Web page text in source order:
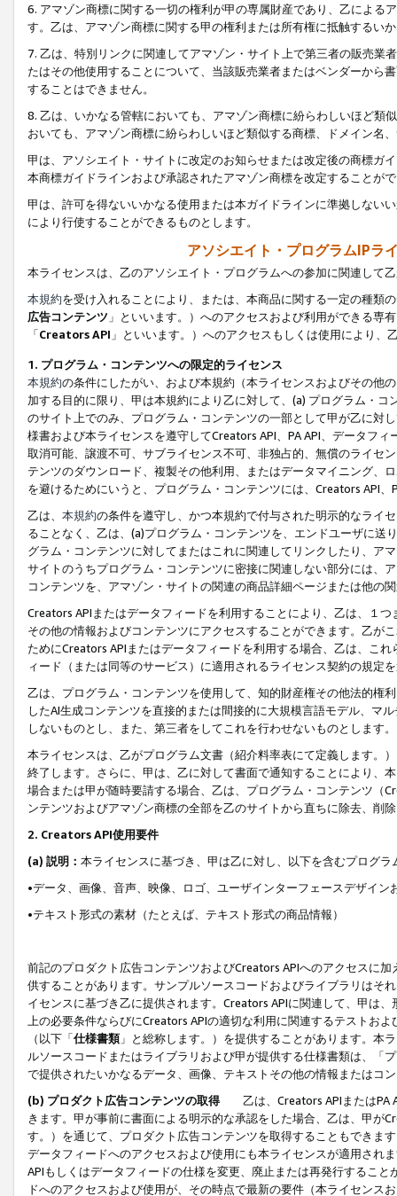
6. アマゾン商標に関する一切の権利が甲の専属財産であり、乙による
す。乙は、アマゾン商標に関する甲の権利または所有権に抵触するい
7. 乙は、特別リンクに関連してアマゾン・サイト上で第三者の販売
たはその他使用することについて、当該販売業者またはベンダーから
することはできません。
8. 乙は、いかなる管轄においても、アマゾン商標に紛らわしいほど類
おいても、アマゾン商標に紛らわしいほど類似する商標、ドメイン名
甲は、アソシエイト・サイトに改定のお知らせまたは改定後の商標ガ
本商標ガイドラインおよび承認されたアマゾン商標を改定することが
甲は、許可を得ないいかなる使用または本ガイドラインに準拠しない
により行使することができるものとします。
アソシエイト・プログラムIPラ
本ライセンスは、乙のアソシエイト・プログラムへの参加に関連して
本規約を受け入れることにより、または、本商品に関する一定の種類
広告コンテンツ 」といいます。）へのアクセスおよび利用ができる専
「Creators API 」といいます。）へのアクセスもしくは使用により
1. プログラム・コンテンツへの限定的ライセンス
本規約の条件にしたがい、および本規約（本ライセンスおよびその他
加する目的に限り、甲は本規約により乙に対して、(a) プログラム・
のサイト上でのみ、プログラム・コンテンツの一部として甲が乙に対
様書および本ライセンスを遵守してCreators API、PA API、データフ
取消可能、譲渡不可、サブライセンス不可、非独占的、無償のライセ
テンツのダウンロード、複製その他利用、またはデータマイニング、
を避けるためにいうと、プログラム・コンテンツには、Creators API
乙は、 本規約の条件を遵守し、かつ本規約で付与された明示的なライ
ることなく、乙は、(a)プログラム・コンテンツを、エンドユーザに
グラム・コンテンツに対してまたはこれに関連してリンクしたり、ア
サイトのうちプログラム・コンテンツに密接に関連しない部分には、
コンテンツを、アマゾン・サイトの関連の商品詳細ページまたは他の
Creators APIまたはデータフィードを利用することにより、乙は、１
その他の情報およびコンテンツにアクセスすることができます。乙が
ためにCreators APIまたはデータフィードを利用する場合、乙は、こ
ィード（または同等のサービス）に適用されるライセンス契約の規定
乙は、プログラム・コンテンツを使用して、知的財産権その他法的権
したAI生成コンテンツを直接的または間接的に大規模言語モデル、マ
しないものとし、また、第三者をしてこれを行わせないものとします。
本ライセンスは、乙がプログラム文書（紹介料率表にて定義します。
終了します。さらに、甲は、乙に対して書面で通知することにより、
場合または甲が随時要請する場合、乙は、プログラム・コンテンツ（
ンテンツおよびアマゾン商標の全部を乙のサイトから直ちに除去、削
2. Creators API使用要件
(a) 説明： 本ライセンスに基づき、甲は乙に対し、以下を含むプログ
•データ、画像、音声、映像、ロゴ、ユーザインターフェースデザイ
•テキスト形式の素材（たとえば、テキスト形式の商品情報）
前記のプロダクト広告コンテンツおよびCreators APIへのアクセスに
供することがあります。サンプルソースコードおよびライブラリはそ
イセンスに基づき乙に提供されます。Creators APIに関連して、甲は
上の必要条件ならびにCreators APIの適切な利用に関連するテストお
（以下「仕様書類」と総称します。）を提供することがあります。本
ルソースコードまたはライブラリおよび甲が提供する仕様書類は、「
で提供されたいかなるデータ、画像、テキストその他の情報またはコ
(b) プロダクト広告コンテンツの取得
乙は、Creators APIまたはPA
きます。甲が事前に書面による明示的な承認をした場合、乙は、甲が
す。）を通じて、プロダクト広告コンテンツを取得することもできま
データフィードへのアクセスおよび使用にも本ライセンスが適用され
APIもしくはデータフィードの仕様を変更、廃止または再発行するこ
ドへのアクセスおよび使用が、その時点で最新の要件（本ライセン